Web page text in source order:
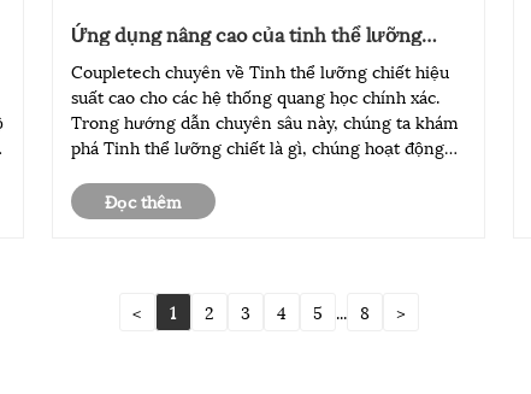
Ứng dụng nâng cao của tinh thể lưỡng
Coupletech chuyên về Tinh thể lưỡng chiết hiệu
suất cao cho các hệ thống quang học chính xác.
Trong hướng dẫn chuyên sâu này, chúng ta khám
phá Tinh thể lưỡng chiết là gì, chúng hoạt động
quang học hiện đại và loại nào phù hợp nhất cho
các ứng dụng khác nh......
Đọc thêm
< 1 2 3 4 5 ... 8 >